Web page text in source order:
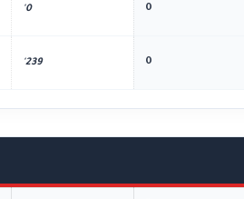
0
0'
0
239'